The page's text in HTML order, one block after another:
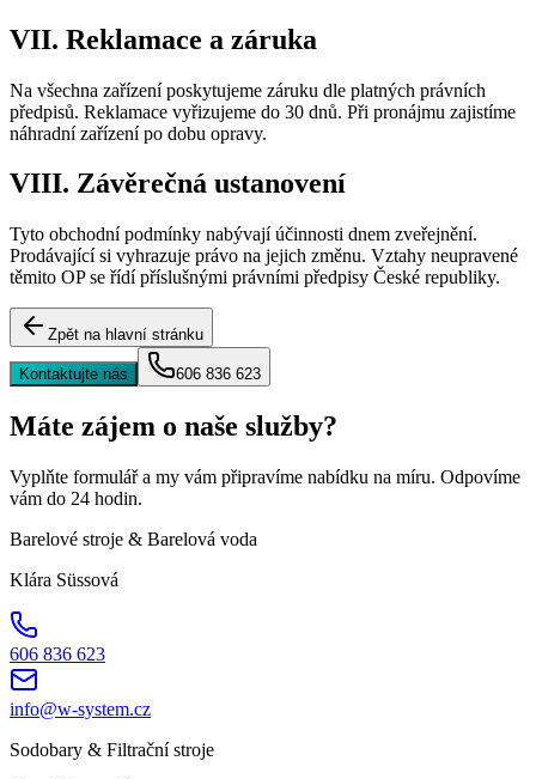
VII. Reklamace a záruka
Na všechna zařízení poskytujeme záruku dle platných právních
předpisů. Reklamace vyřizujeme do 30 dnů. Při pronájmu zajistíme
náhradní zařízení po dobu opravy.
VIII. Závěrečná ustanovení
Tyto obchodní podmínky nabývají účinnosti dnem zveřejnění.
Prodávající si vyhrazuje právo na jejich změnu. Vztahy neupravené
těmito OP se řídí příslušnými právními předpisy České republiky.
Zpět na hlavní stránku
Kontaktujte nás 606 836 623
Máte zájem o naše služby?
Vyplňte formulář a my vám připravíme nabídku na míru. Odpovíme
vám do 24 hodin.
Barelové stroje & Barelová voda
Klára Süssová
606 836 623
info@w-system.cz
Sodobary & Filtrační stroje